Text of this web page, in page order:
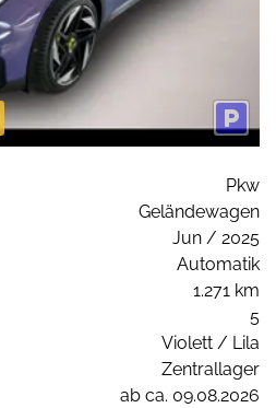
Pkw
Geländewagen
Jun / 2025
Automatik
1.271 km
5
Violett / Lila
Zentrallager
ab ca. 09.08.2026